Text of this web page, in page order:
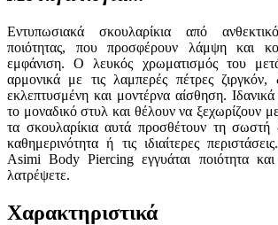
Εντυπωσιακά σκουλαρίκια από
ποιότητας, που προσφέρουν λάμψη και
εμφάνιση. Ο λευκός χρωματισμός του
αρμονικά με τις λαμπερές πέτρες ζιργκόν,
εκλεπτυσμένη και μοντέρνα αίσθηση.
το μοναδικό στυλ και θέλουν να ξεχωρίζουν
τα σκουλαρίκια αυτά προσθέτουν τη
καθημερινότητα ή τις ιδιαίτερες
Asimi Body Piercing εγγυάται ποιότητα
λατρέψετε.
Χαρακτηριστικά